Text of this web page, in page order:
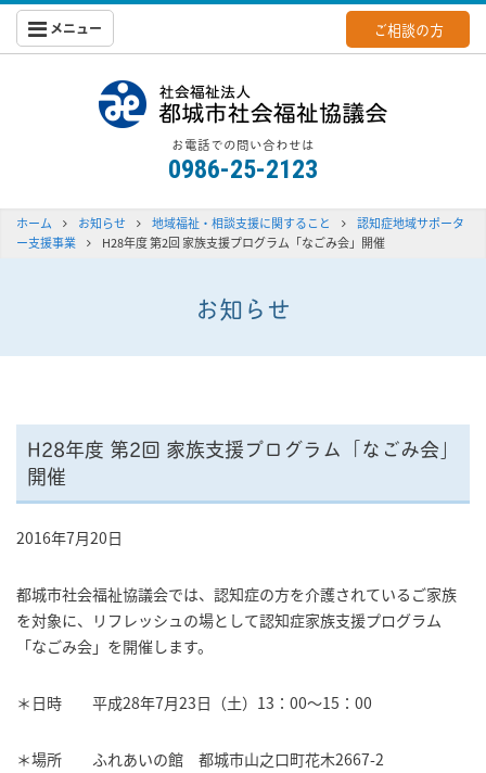
メニュー ご相談の方
お電話での問い合わせは
0986-25-2123
ホーム お知らせ 地域福祉・相談支援に関すること
認知症地域サポータ
ー支援事業
H28年度 第2回 家族支援プログラム「なごみ会」開催
お知らせ
H28年度 第2回 家族支援プログラム「なごみ会」
開催
2016年7月20日
都城市社会福祉協議会では、認知症の方を介護されているご家族
を対象に、リフレッシュの場として認知症家族支援プログラム
「なごみ会」を開催します。
＊日時 平成28年7月23日（土）13：00～15：00
＊場所 ふれあいの館 都城市山之口町花木2667-2